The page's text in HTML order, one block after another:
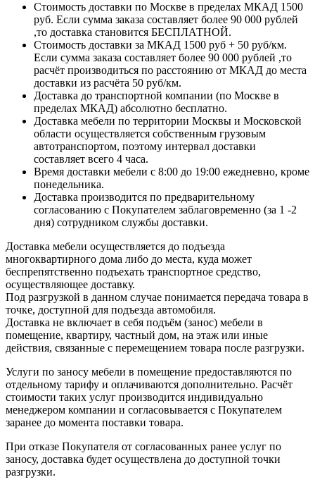
Стоимость доставки по Москве в пределах МКАД 1500
руб. Если сумма заказа составляет более 90 000 рублей
,то доставка становится БЕСПЛАТНОЙ.
Стоимость доставки за МКАД 1500 руб + 50 руб/км.
Если сумма заказа составляет более 90 000 рублей ,то
расчёт производиться по расстоянию от МКАД до места
доставки из расчёта 50 руб/км.
Доставка до транспортной компании (по Москве в
пределах МКАД) абсолютно бесплатно.
Доставка мебели по территории Москвы и Московской
области осуществляется собственным грузовым
автотранспортом, поэтому интервал доставки
составляет всего 4 часа.
Время доставки мебели с 8:00 до 19:00 ежедневно, кроме
понедельника.
Доставка производится по предварительному
согласованию с Покупателем заблаговременно (за 1 -2
дня) сотрудником службы доставки.
Доставка мебели осуществляется до подъезда
многоквартирного дома либо до места, куда может
беспрепятственно подъехать транспортное средство,
осуществляющее доставку.
Под разгрузкой в данном случае понимается передача товара в
точке, доступной для подъезда автомобиля.
Доставка не включает в себя подъём (занос) мебели в
помещение, квартиру, частный дом, на этаж или иные
действия, связанные с перемещением товара после разгрузки.
Услуги по заносу мебели в помещение предоставляются по
отдельному тарифу и оплачиваются дополнительно. Расчёт
стоимости таких услуг производится индивидуально
менеджером компании и согласовывается с Покупателем
заранее до момента поставки товара.
При отказе Покупателя от согласованных ранее услуг по
заносу, доставка будет осуществлена до доступной точки
разгрузки.